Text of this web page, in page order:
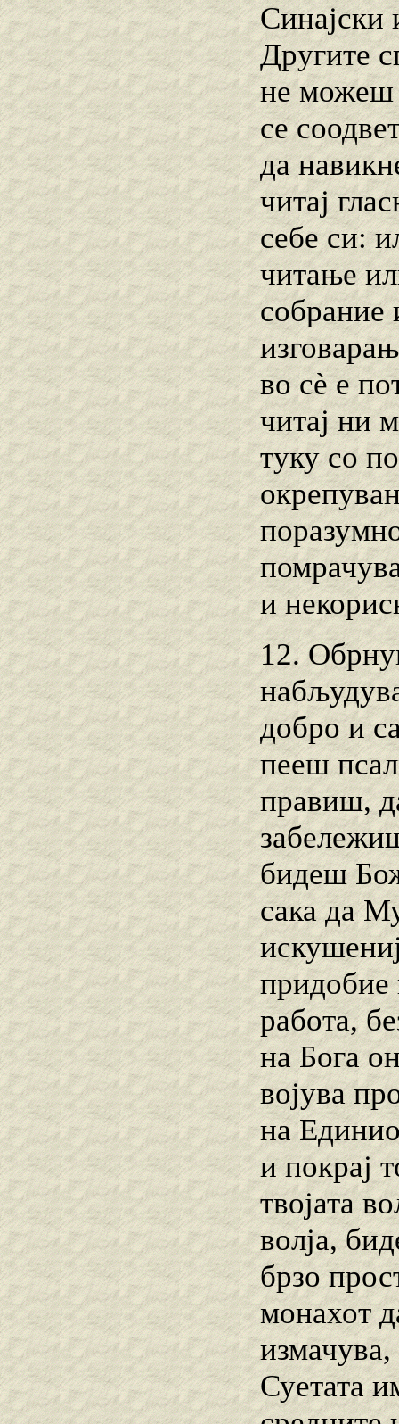
Синајски
Другите
не можеш
се
да
читај
себе си:
читање
собрание
во сѐ е
читај ни
туку со
и
12.
добро и
пееш
правиш,
бидеш
сака да
придобие
работа,
на Бога
војува
на
и покрај
твојата
волја,
брзо
монахот
Суетата